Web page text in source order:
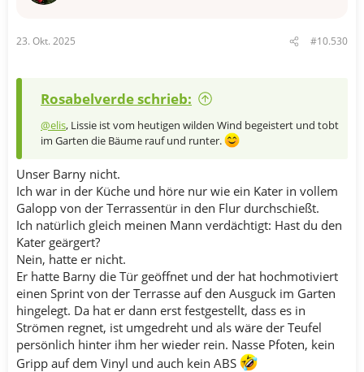
:
23. Okt. 2025 #10.530
Rosabelverde schrieb:
@elis, Lissie ist vom heutigen wilden Wind begeistert und tobt
im Garten die Bäume rauf und runter.
Unser Barny nicht.
Ich war in der Küche und höre nur wie ein Kater in vollem
Galopp von der Terrassentür in den Flur durchschießt.
Ich natürlich gleich meinen Mann verdächtigt: Hast du den
Kater geärgert?
Nein, hatte er nicht.
Er hatte Barny die Tür geöffnet und der hat hochmotiviert
einen Sprint von der Terrasse auf den Ausguck im Garten
hingelegt. Da hat er dann erst festgestellt, dass es in
Strömen regnet, ist umgedreht und als wäre der Teufel
persönlich hinter ihm her wieder rein. Nasse Pfoten, kein
Gripp auf dem Vinyl und auch kein ABS